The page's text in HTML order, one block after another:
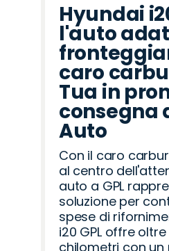
Hyundai
l'auto
caro
Tua in
consegna
Auto
Con il caro
al centro
auto a GPL
soluzione per
spese di
i20 GPL offre
chilometri con un